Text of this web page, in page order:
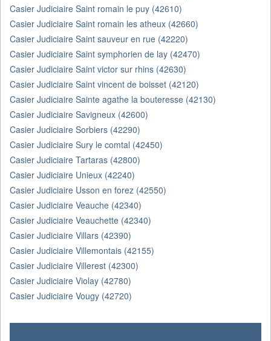
Casier Judiciaire Saint romain le puy (42610)
Casier Judiciaire Saint romain les atheux (42660)
Casier Judiciaire Saint sauveur en rue (42220)
Casier Judiciaire Saint symphorien de lay (42470)
Casier Judiciaire Saint victor sur rhins (42630)
Casier Judiciaire Saint vincent de boisset (42120)
Casier Judiciaire Sainte agathe la bouteresse (42130)
Casier Judiciaire Savigneux (42600)
Casier Judiciaire Sorbiers (42290)
Casier Judiciaire Sury le comtal (42450)
Casier Judiciaire Tartaras (42800)
Casier Judiciaire Unieux (42240)
Casier Judiciaire Usson en forez (42550)
Casier Judiciaire Veauche (42340)
Casier Judiciaire Veauchette (42340)
Casier Judiciaire Villars (42390)
Casier Judiciaire Villemontais (42155)
Casier Judiciaire Villerest (42300)
Casier Judiciaire Violay (42780)
Casier Judiciaire Vougy (42720)